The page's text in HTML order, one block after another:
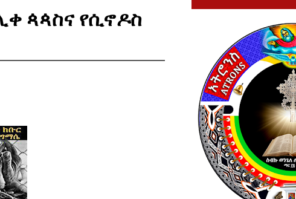
ጳጳስና የሲኖዶስ